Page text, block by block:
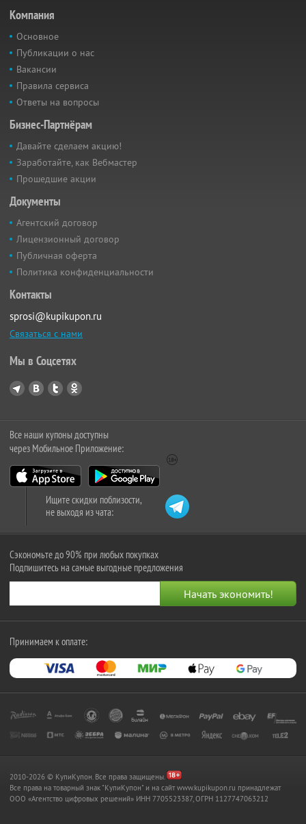
Компания
Основное
Публикации о нас
Вакансии
Правила сервиса
Ответы на вопросы
Бизнес-Партнёрам
Давайте сделаем акцию!
Заработайте, как Вебмастер
Прошедшие акции
Документы
Агентский договор
Лицензионный договор
Публичная оферта
Политика конфиденциальности
Контакты
sprosi@kupikupon.ru
Связаться с нами
Мы в Соцсетях
Все наши купоны доступны
через Мобильное Приложение:
Ищите скидки поблизости,
не выходя из чата:
Сэкономьте до 90% при любых покупках
Подпишитесь на самые выгодные предложения
Принимаем к оплате:
2010-2026 © КупиКупон. Все права защищены.
Все права на товарный знак "КупиКупон" и на сайт www.kupikupon.ru принадлежат
OOO «Агентство цифровых решений» ИНН 7705523387, ОГРН 1127747063212